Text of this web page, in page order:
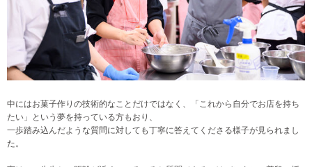
中にはお菓子作りの技術的なことだけではなく、「これから自分でお店を持ち
たい」という夢を持っている方もおり、
一歩踏み込んだような質問に対しても丁寧に答えてくださる様子が見られまし
た。